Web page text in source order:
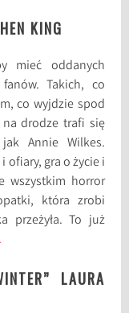
KING
mieć oddanych
Takich, co
co wyjdzie spod
drodze trafi się
jak Annie Wilkes.
ofiary, gra o życie i
wszystkim horror
która zrobi
przeżyła. To już
LAURA